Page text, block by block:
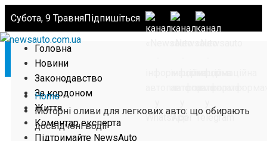
Субота, 9 ТравняПідпишіться
Головна
Новини
Законодавство
За кордоном
Життя
Коментар експерта
Підтримайте NewsAuto
Home
Моторні оливи для легкових авто: що обирають
досвідчені водії